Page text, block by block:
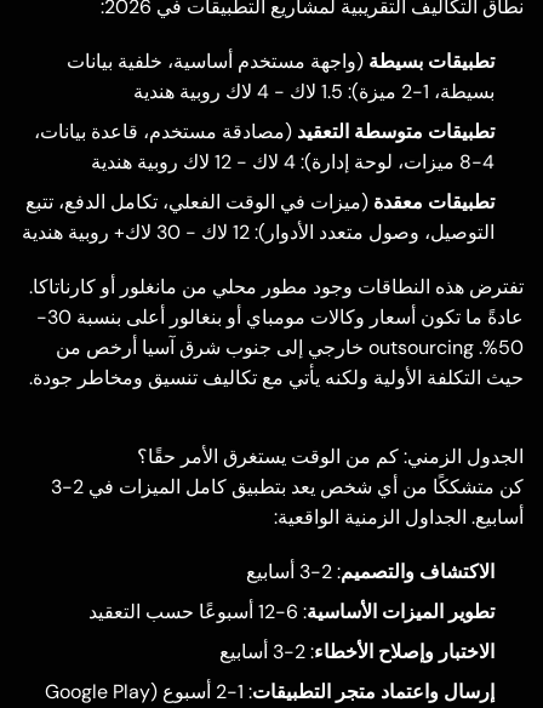
نطاق التكاليف التقريبية لمشاريع التطبيقات في 2026:
تطبيقات بسيطة (واجهة مستخدم أساسية، خلفية بيانات
بسيطة، 1-2 ميزة): 1.5 لاك - 4 لاك روبية هندية
تطبيقات متوسطة التعقيد (مصادقة مستخدم، قاعدة بيانات،
4-8 ميزات، لوحة إدارة): 4 لاك - 12 لاك روبية هندية
تطبيقات معقدة (ميزات في الوقت الفعلي، تكامل الدفع، تتبع
التوصيل، وصول متعدد الأدوار): 12 لاك - 30 لاك+ روبية هندية
تفترض هذه النطاقات وجود مطور محلي من مانغلور أو كارناتاكا.
عادةً ما تكون أسعار وكالات مومباي أو بنغالور أعلى بنسبة 30-
50%. outsourcing خارجي إلى جنوب شرق آسيا أرخص من
حيث التكلفة الأولية ولكنه يأتي مع تكاليف تنسيق ومخاطر جودة.
الجدول الزمني: كم من الوقت يستغرق الأمر حقًا؟
كن متشككًا من أي شخص يعد بتطبيق كامل الميزات في 2-3
أسابيع. الجداول الزمنية الواقعية:
الاكتشاف والتصميم: 2-3 أسابيع
تطوير الميزات الأساسية: 6-12 أسبوعًا حسب التعقيد
الاختبار وإصلاح الأخطاء: 2-3 أسابيع
إرسال واعتماد متجر التطبيقات
: 1-2 أسبوع (Google Play